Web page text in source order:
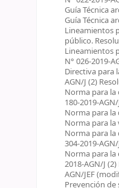
Guía Técnica
Guía Técnica
Lineamientos
público.
Lineamientos
N° 026-2019-
Directiva para
AGN/J (2)
Norma para la
180-2019-AGN/
Norma para la
Norma para la
Norma para la
304-2019-AGN/
Norma para la
2018-AGN/J
AGN/JEF
Prevención de